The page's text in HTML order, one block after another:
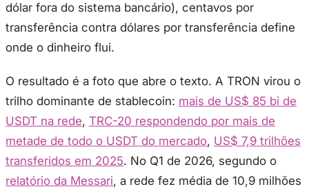
dólar fora do sistema bancário), centavos por
transferência contra dólares por transferência define
onde o dinheiro flui.
O resultado é a foto que abre o texto. A TRON virou o
trilho dominante de stablecoin: mais de US$ 85 bi de
USDT na rede, TRC-20 respondendo por mais de
metade de todo o USDT do mercado, US$ 7,9 trilhões
transferidos em 2025. No Q1 de 2026, segundo o
relatório da Messari, a rede fez média de 10,9 milhões